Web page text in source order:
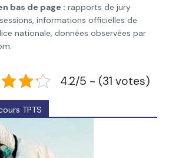
bas de page : rapports de jury
informations officielles de
nationale, données observées par
4.2/5 - (31 votes)
TPTS